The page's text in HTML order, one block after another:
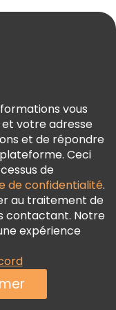
vous
votre adresse
et de répondre
Ceci
de
de confidentialité.
au traitement de
contactant. Notre
expérience